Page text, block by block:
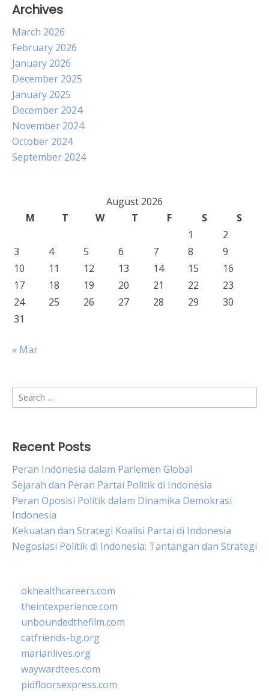
Archives
March 2026
February 2026
January 2026
December 2025
January 2025
December 2024
November 2024
October 2024
September 2024
August 2026
M
T W T F S
S
1
2
3
4 5 6 7 8
9
10
11 12 13 14 15
16
17
18 19 20 21 22
23
24
25 26 27 28 29
30
31
« Mar
Search
for:
Recent Posts
Peran Indonesia dalam Parlemen Global
Sejarah dan Peran Partai Politik di Indonesia
Peran Oposisi Politik dalam Dinamika Demokrasi
Indonesia
Kekuatan dan Strategi Koalisi Partai di Indonesia
Negosiasi Politik di Indonesia: Tantangan dan Strategi
okhealthcareers.com
theintexperience.com
unboundedthefilm.com
catfriends-bg.org
marianlives.org
waywardtees.com
pidfloorsexpress.com